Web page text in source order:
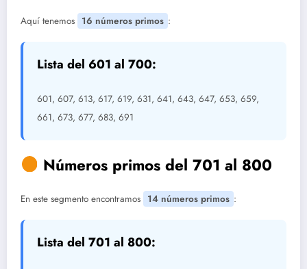
Aquí tenemos 16 números primos :
Lista del 601 al 700:
601, 607, 613, 617, 619, 631, 641, 643, 647, 653, 659,
661, 673, 677, 683, 691
Números primos del 701 al 800
En este segmento encontramos 14 números primos :
Lista del 701 al 800: